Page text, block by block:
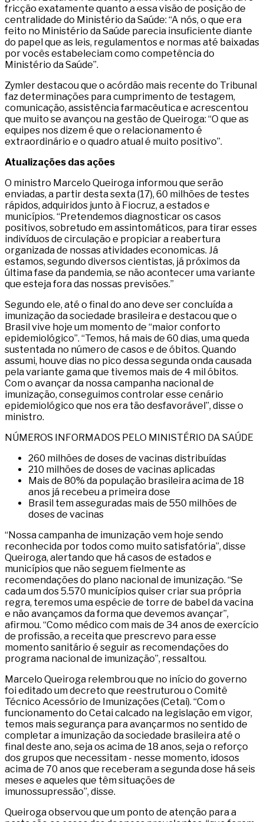
fricção exatamente quanto a essa visão de posição de
centralidade do Ministério da Saúde: “A nós, o que era
feito no Ministério da Saúde parecia insuficiente diante
do papel que as leis, regulamentos e normas até baixadas
por vocês estabeleciam como competência do
Ministério da Saúde”.
Zymler destacou que o acórdão mais recente do Tribunal
faz determinações para cumprimento de testagem,
comunicação, assistência farmacêutica e acrescentou
que muito se avançou na gestão de Queiroga: “O que as
equipes nos dizem é que o relacionamento é
extraordinário e o quadro atual é muito positivo”.
Atualizações das ações
O ministro Marcelo Queiroga informou que serão
enviadas, a partir desta sexta (17), 60 milhões de testes
rápidos, adquiridos junto à Fiocruz, a estados e
municípios. “Pretendemos diagnosticar os casos
positivos, sobretudo em assintomáticos, para tirar esses
indivíduos de circulação e propiciar a reabertura
organizada de nossas atividades economicas. Já
estamos, segundo diversos cientistas, já próximos da
última fase da pandemia, se não acontecer uma variante
que esteja fora das nossas previsões.”
Segundo ele, até o final do ano deve ser concluída a
imunização da sociedade brasileira e destacou que o
Brasil vive hoje um momento de “maior conforto
epidemiológico”. “Temos, há mais de 60 dias, uma queda
sustentada no número de casos e de óbitos. Quando
assumi, houve dias no pico dessa segunda onda causada
pela variante gama que tivemos mais de 4 mil óbitos.
Com o avançar da nossa campanha nacional de
imunização, conseguimos controlar esse cenário
epidemiológico que nos era tão desfavorável”, disse o
ministro.
NÚMEROS INFORMADOS PELO MINISTÉRIO DA SAÚDE
260 milhões de doses de vacinas distribuídas
210 milhões de doses de vacinas aplicadas
Mais de 80% da população brasileira acima de 18
anos já recebeu a primeira dose
Brasil tem asseguradas mais de 550 milhões de
doses de vacinas
“Nossa campanha de imunização vem hoje sendo
reconhecida por todos como muito satisfatória”, disse
Queiroga, alertando que há casos de estados e
municípios que não seguem fielmente as
recomendações do plano nacional de imunização. “Se
cada um dos 5.570 municípios quiser criar sua própria
regra, teremos uma espécie de torre de babel da vacina
e não avançamos da forma que devemos avançar”,
afirmou. “Como médico com mais de 34 anos de exercício
de profissão, a receita que prescrevo para esse
momento sanitário é seguir as recomendações do
programa nacional de imunização”, ressaltou.
Marcelo Queiroga relembrou que no início do governo
foi editado um decreto que reestruturou o Comitê
Técnico Acessório de Imunizações (Cetai). “Com o
funcionamento do Cetai calcado na legislação em vigor,
temos mais segurança para avançarmos no sentido de
completar a imunização da sociedade brasileira até o
final deste ano, seja os acima de 18 anos, seja o reforço
dos grupos que necessitam - nesse momento, idosos
acima de 70 anos que receberam a segunda dose há seis
meses e aqueles que têm situações de
imunossupressão”, disse.
Queiroga observou que um ponto de atenção para a